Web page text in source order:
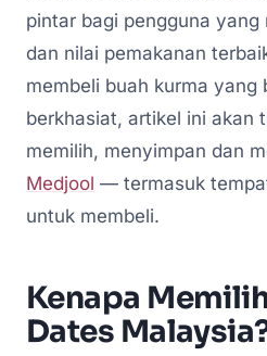
pintar bagi pengguna
dan nilai pemakanan
membeli buah kurma yang
berkhasiat, artikel ini akan
memilih, menyimpan dan
Medjool — termasuk
untuk membeli.
Kenapa
Dates